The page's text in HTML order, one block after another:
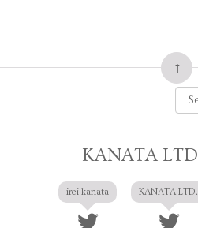
KANATA
irei kanata KANATA LTD.